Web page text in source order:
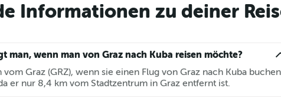
Informationen zu deiner
man, wenn man von Graz nach Kuba reisen möchte?
Graz (GRZ), wenn sie einen Flug von Graz nach Kuba
er nur 8,4 km vom Stadtzentrum in Graz entfernt ist.